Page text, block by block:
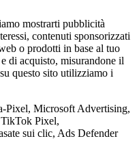
mostrarti pubblicità
contenuti sponsorizzati
o prodotti in base al tuo
di acquisto, misurandone il
questo sito utilizziamo i
Pixel, Microsoft Advertising,
Pixel,
sui clic, Ads Defender